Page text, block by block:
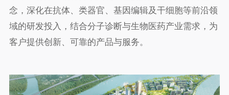
念，深化在抗体、类器官、基因编辑及干细胞等前沿领
域的研发投入，结合分子诊断与生物医药产业需求，为
客户提供创新、可靠的产品与服务。